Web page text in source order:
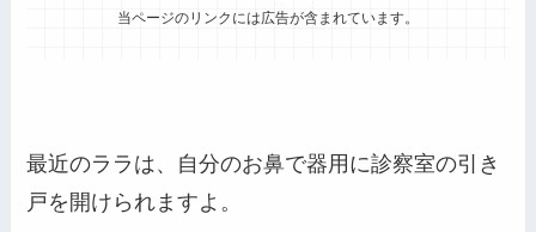
当ページのリンクには広告が含まれています。
最近のララは、自分のお鼻で器用に診察室の引き
戸を開けられますよ。